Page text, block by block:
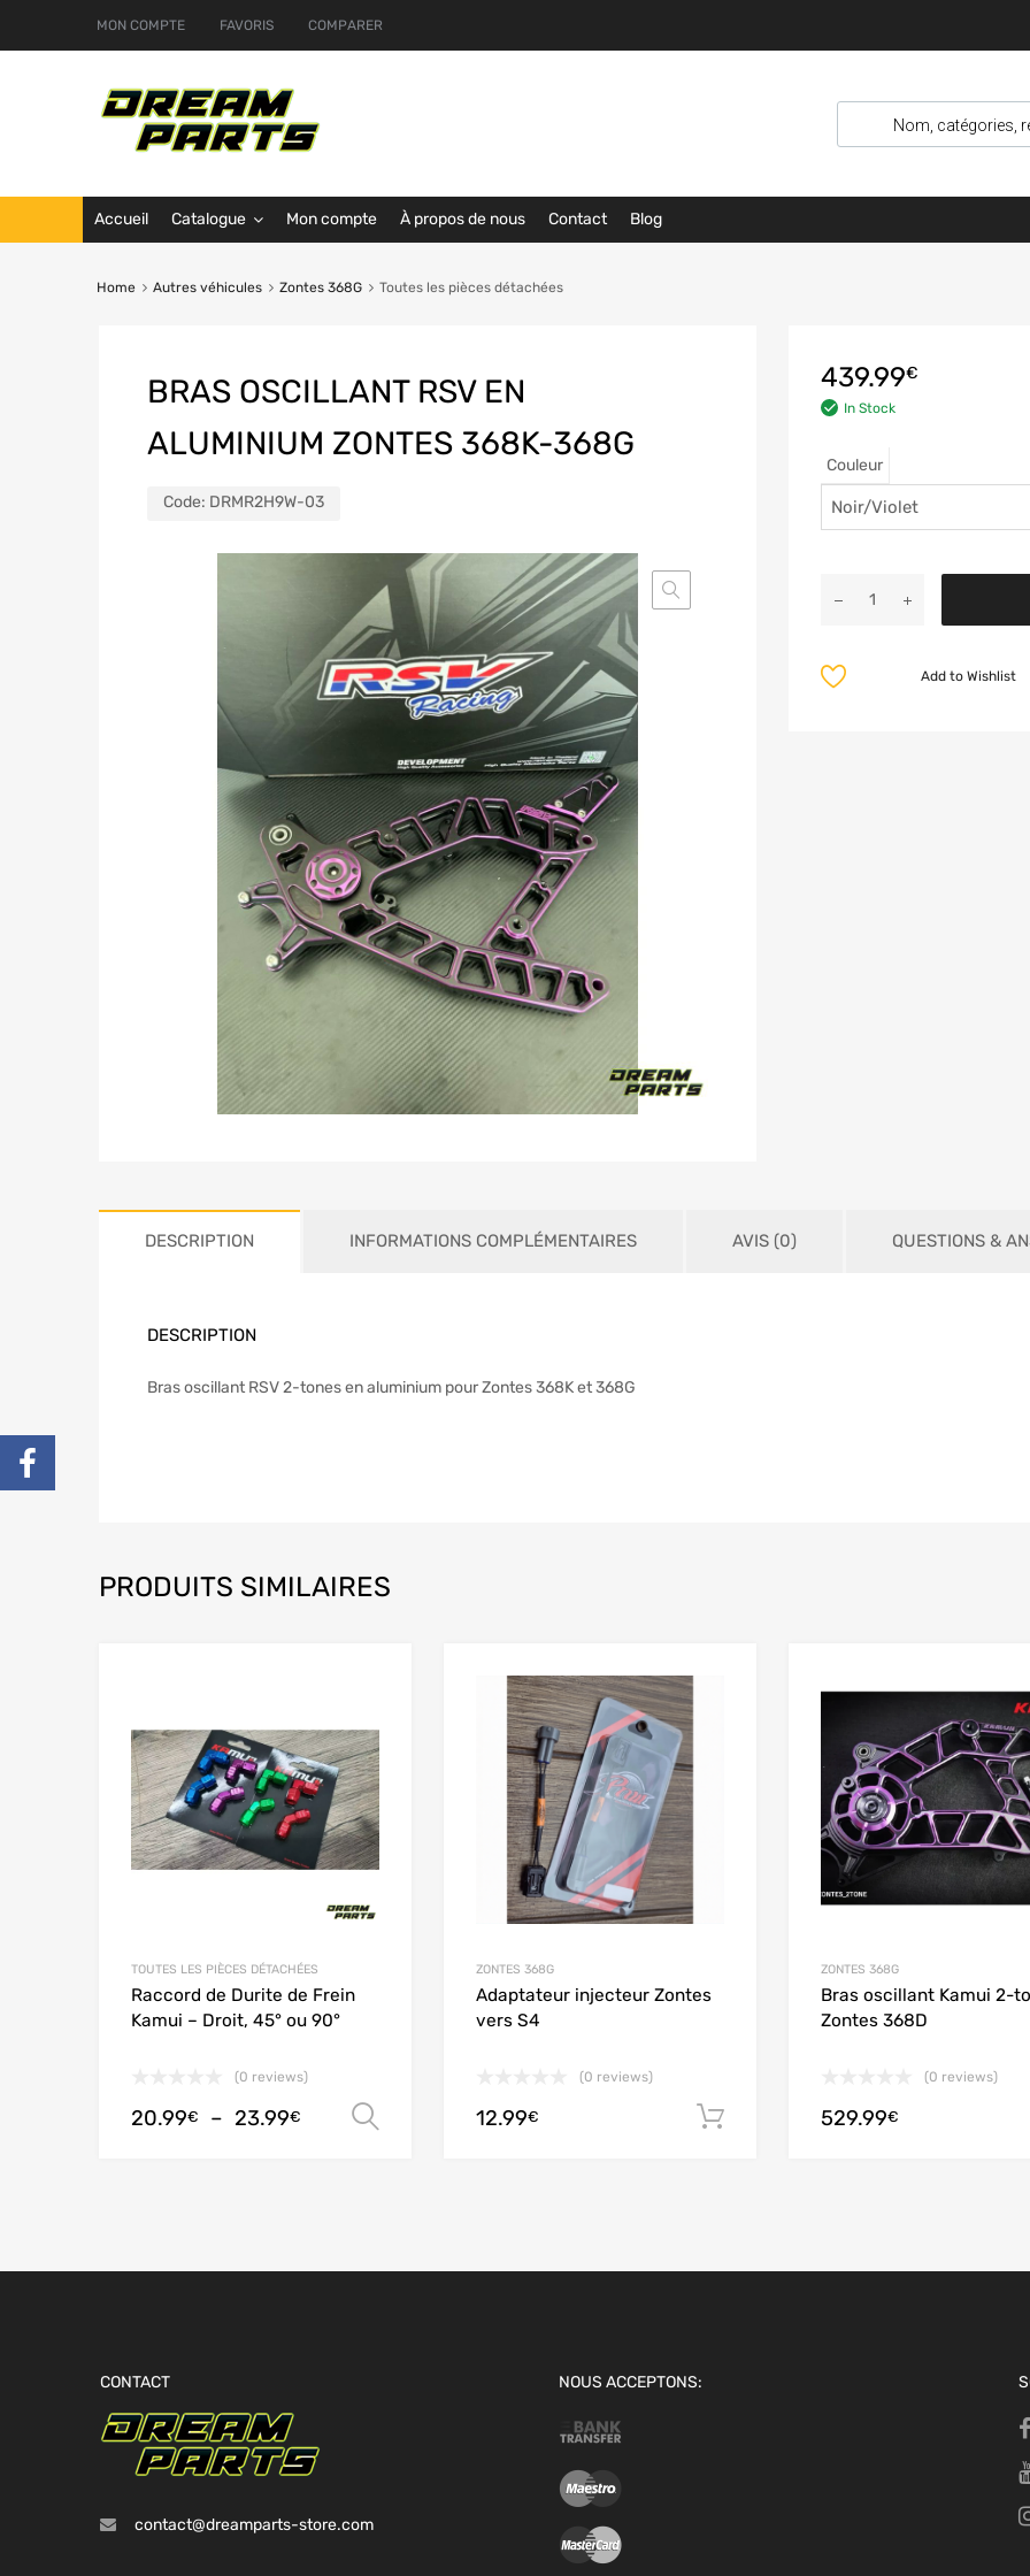
MON COMPTE FAVORIS COMPARER
Accueil Catalogue Mon compte À propos de nous Contact Blog
Home Autres véhicules Zontes 368G Toutes les pièces détachées
BRAS OSCILLANT RSV EN
ALUMINIUM ZONTES 368K-368G
Code: DRMR2H9W-03
439.99€
In Stock
Couleur
Add to Wishlist
DESCRIPTION INFORMATIONS COMPLÉMENTAIRES AVIS (0) QUESTIONS &
DESCRIPTION
Bras oscillant RSV 2-tones en aluminium pour Zontes 368K et 368G
PRODUITS SIMILAIRES
Add to Compare
TOUTES LES PIÈCES DÉTACHÉES
Raccord de Durite de Frein
Kamui – Droit, 45° ou 90°
(0 reviews)
20.99€ – 23.99€ Choix des options
Add to Wishlist
Add to Compare
ZONTES 368G
Adaptateur injecteur Zontes
vers S4
(0 reviews)
12.99€ Ajouter au panier
ZONTES 368G
Bras oscillant Kamui 2-
Zontes 368D
(0 reviews)
529.99€
CONTACT
contact@dreamparts-store.com
NOUS ACCEPTONS: